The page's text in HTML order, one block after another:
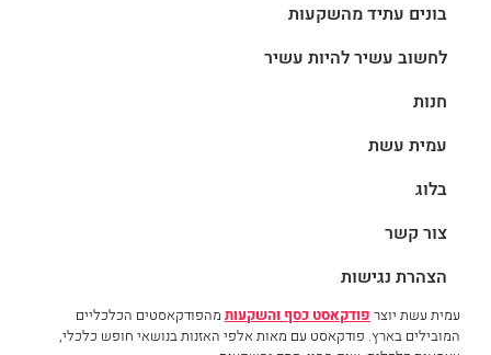
בונים עתיד מהשקעות
לחשוב עשיר להיות עשיר
חנות
עמית עשת
בלוג
צור קשר
הצהרת נגישות
עמית עשת יוצר פודקאסט כסף והשקעות מהפודקאסטים הכלכליים
המובילים בארץ. פודקאסט עם מאות אלפי האזנות בנושאי חופש כלכלי,